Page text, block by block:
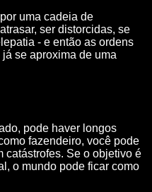
uma cadeia de
ser distorcidas, se
- e então as ordens
se aproxima de uma
pode haver longos
fazendeiro, você pode
catástrofes. Se o objetivo é
o mundo pode ficar como